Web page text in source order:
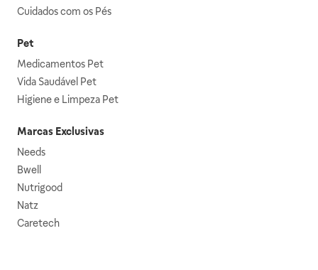
Cuidados com os Pés
Pet
Medicamentos Pet
Vida Saudável Pet
Higiene e Limpeza Pet
Marcas Exclusivas
Needs
Bwell
Nutrigood
Natz
Caretech